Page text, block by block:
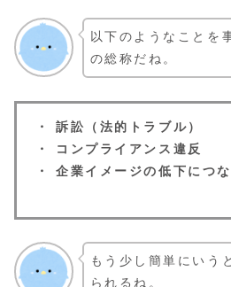
以下のようなことを
の総称だね。
・ 訴訟（法的トラブル）
・ コンプライアンス違反
・ 企業イメージの低下につ
もう少し簡単にいう
られるね。